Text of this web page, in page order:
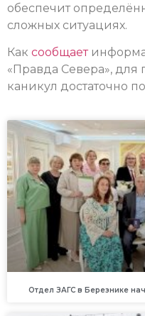
обеспечит
сложных ситуациях.
Как сообщает
«Правда Севера»,
каникул достаточно
Отдел ЗАГС в Березнике